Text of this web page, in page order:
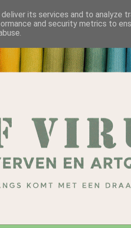
its services and to analyze
and security metrics to